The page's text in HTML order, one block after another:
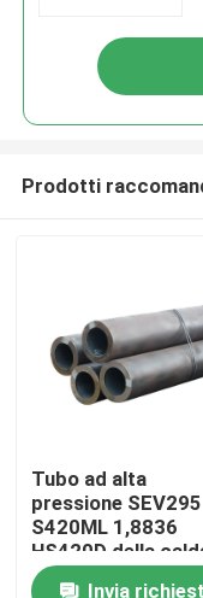
Chi siamo
Contatti
Prodotti
Tubo ad alta
pressione SEV295
S420ML 1,8836
HS420D della
di acciaio al
Invia